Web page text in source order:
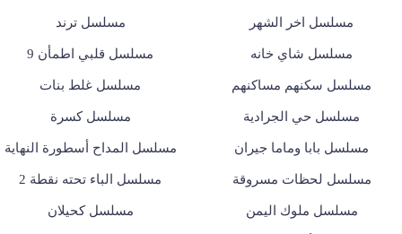
مسلسل اخر الشهر مسلسل ترند
مسلسل شاي خانه مسلسل قلبي اطمأن 9
مسلسل سكنهم مساكنهم مسلسل غلط بنات
مسلسل حي الجرادية مسلسل كسرة
مسلسل بابا وماما جيران مسلسل المداح أسطورة النهاية
مسلسل لحظات مسروقة مسلسل الباء تحته نقطة 2
مسلسل ملوك اليمن مسلسل كحيلان